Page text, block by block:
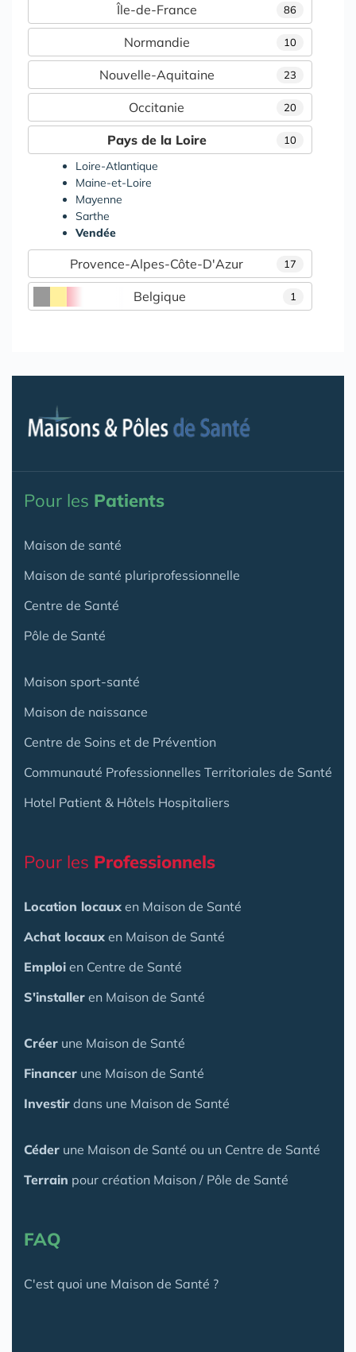
86
Île-de-France
10
Normandie
23
Nouvelle-Aquitaine
20
Occitanie
10
Pays de la Loire
Loire-Atlantique
Maine-et-Loire
Mayenne
Sarthe
Vendée
17
Provence-Alpes-Côte-D'Azur
Belgique 1
Pour les Patients
Maison de santé
Maison de santé pluriprofessionnelle
Centre de Santé
Pôle de Santé
Maison sport-santé
Maison de naissance
Centre de Soins et de Prévention
Communauté Professionnelles Territoriales de Santé
Hotel Patient & Hôtels Hospitaliers
Pour les Professionnels
Location locaux en Maison de Santé
Achat locaux en Maison de Santé
Emploi en Centre de Santé
S'installer en Maison de Santé
Créer une Maison de Santé
Financer une Maison de Santé
Investir dans une Maison de Santé
Céder une Maison de Santé ou un Centre de Santé
Terrain pour création Maison / Pôle de Santé
FAQ
C'est quoi une Maison de Santé ?